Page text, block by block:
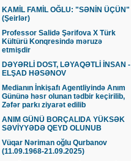
KAMİL FAMİL OĞLU: "SƏNİN ÜÇÜN"
(Şeirlər)
Professor Salidə Şərifova X Türk
Kültürü Konqresində məruzə
etmişdir
DƏYƏRLİ DOST, LƏYAQƏTLİ İNSAN -
ELŞAD HƏSƏNOV
Medianın İnkişafı Agentliyində Anım
Gününə həsr olunan tədbir keçirilib,
Zəfər parkı ziyarət edilib
ANIM GÜNÜ BORÇALIDA YÜKSƏK
SƏVİYYƏDƏ QEYD OLUNUB
Vüqar Nəriman oğlu Qurbanov
(11.09.1968-21.09.2025)